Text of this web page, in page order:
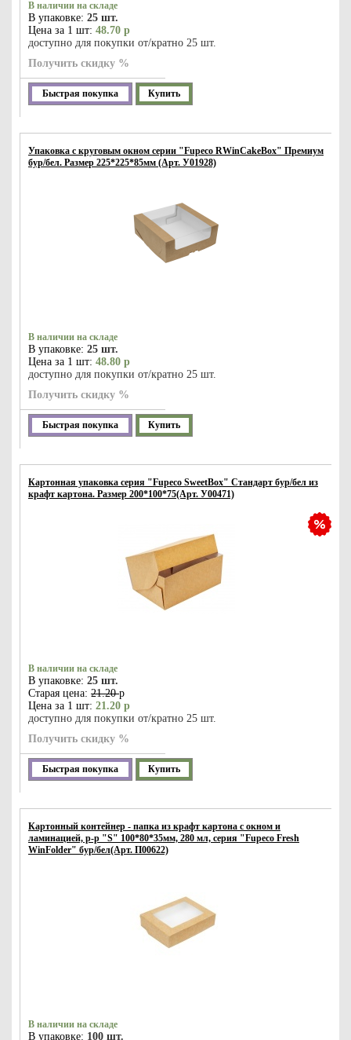
В наличии на складе
В упаковке: 25 шт.
Цена за 1 шт: 48.70 р
доступно для покупки от/кратно 25 шт.
Получить скидку %
Быстрая покупка Купить
Упаковка с круговым окном серии "Fupeco RWinCakeBox" Премиум
бур/бел. Размер 225*225*85мм (Арт. У01928)
В наличии на складе
В упаковке: 25 шт.
Цена за 1 шт: 48.80 р
доступно для покупки от/кратно 25 шт.
Получить скидку %
Быстрая покупка Купить
Картонная упаковка серия "Fupeco SweetBox" Стандарт бур/бел из
крафт картона. Размер 200*100*75(Арт. У00471)
В наличии на складе
В упаковке: 25 шт.
Старая цена: 21.20р
Цена за 1 шт: 21.20 р
доступно для покупки от/кратно 25 шт.
Получить скидку %
Быстрая покупка Купить
Картонный контейнер - папка из крафт картона с окном и
ламинацией, р-р "S" 100*80*35мм, 280 мл, серия "Fupeco Fresh
WinFolder" бур/бел(Арт. П00622)
В наличии на складе
В упаковке: 100 шт.